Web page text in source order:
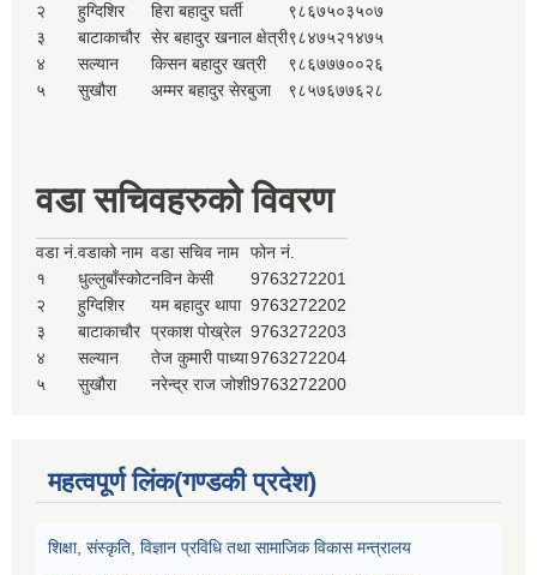
२
हुग्दिशिर हिरा बहादुर घर्ती
९८६७५०३५०७
३
बाटाकाचौर सेर बहादुर खनाल क्षेत्री९८४७५२१४७५
४
सल्यान किसन बहादुर खत्री
९८६७७७००२६
५
सुखौरा अम्मर बहादुर सेरबुजा ९८५७६७७६२८
वडा सचिवहरुको विवरण
वडा नं.वडाको नाम वडा सचिव नाम
फोन नं.
१
धुल्लुबाँस्कोटनविन केसी
9763272201
२
हुग्दिशिर यम बहादुर थापा 9763272202
३
बाटाकाचौर प्रकाश पोख्रेल 9763272203
४
सल्यान तेज कुमारी पाध्या9763272204
५
सुखौरा नरेन्द्र राज जोशी9763272200
महत्वपूर्ण लिंक(गण्डकी प्रदेश)
शिक्षा, संस्कृति, विज्ञान प्रविधि तथा सामाजिक विकास मन्त्रालय